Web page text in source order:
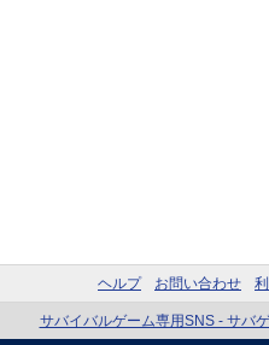
ヘルプ お問い合わせ
サバイバルゲーム専用SNS - サバ